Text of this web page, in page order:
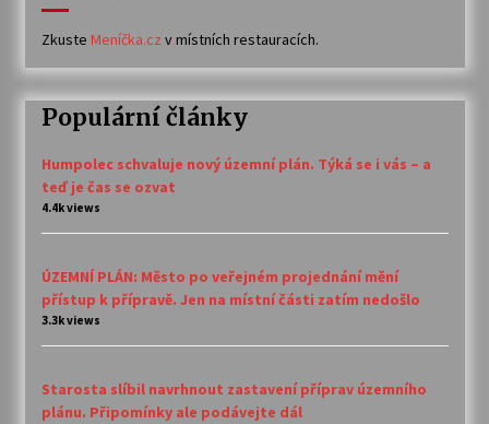
Zkuste Meníčka.cz v místních restauracích.
Populární články
Humpolec schvaluje nový územní plán. Týká se i vás – a
teď je čas se ozvat
4.4k views
ÚZEMNÍ PLÁN: Město po veřejném projednání mění
přístup k přípravě. Jen na místní části zatím nedošlo
3.3k views
Starosta slíbil navrhnout zastavení příprav územního
plánu. Připomínky ale podávejte dál